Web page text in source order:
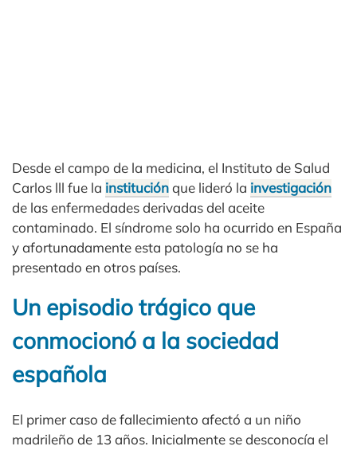
Desde el campo de la medicina, el Instituto de Salud
Carlos lll fue la instituciónque lideró la investigación
de las enfermedades derivadas del aceite
contaminado. El síndrome solo ha ocurrido en España
y afortunadamente esta patología no se ha
presentado en otros países.
Un episodio trágico que
conmocionó a la sociedad
española
El primer caso de fallecimiento afectó a un niño
madrileño de 13 años. Inicialmente se desconocía el